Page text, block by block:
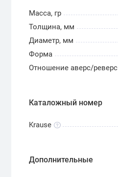
Масса, гр
Толщина, мм
Диаметр, мм
Форма
Отношение аверс/реверс
Каталожный номер
Krause
Дополнительные